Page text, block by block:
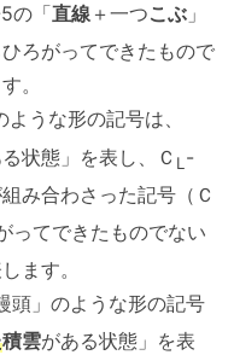
の「直線 ＋一つこぶ 」
ろがってできたもので
。
うな形の記号は、
状態」を表し、Ｃ L -
み合わさった記号（Ｃ
ってできたものでない
ます。
頭」のような形の記号
積雲がある状態」を表